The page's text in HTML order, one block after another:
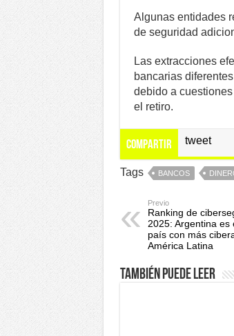
Algunas entidades
de seguridad
Las extracciones
bancarias
debido a
el retiro.
Compartir tweet
Tags BANCOS
Previo
Ranking de
2025: Argentina es
país con más
América Latina
También puede leer